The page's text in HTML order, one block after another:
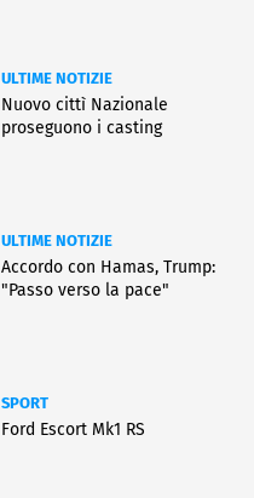
ULTIME NOTIZIE
Nuovo cittì Nazionale
proseguono i casting
ULTIME NOTIZIE
Accordo con Hamas, Trump:
"Passo verso la pace"
SPORT
Ford Escort Mk1 RS